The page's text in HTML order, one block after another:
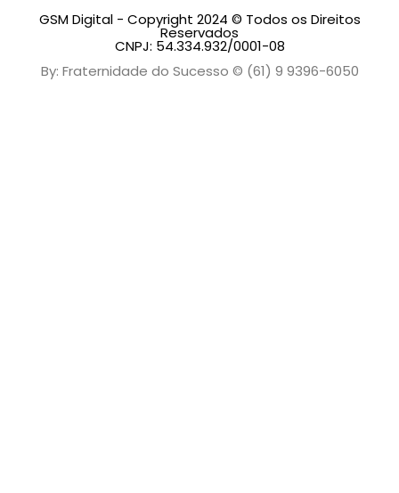
GSM Digital - Copyright 2024 © Todos os Direitos
Reservados
CNPJ: 54.334.932/0001-08
By: Fraternidade do Sucesso © (61) 9 9396-6050